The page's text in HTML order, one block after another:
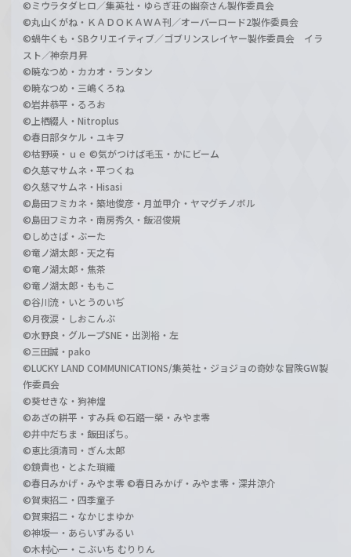
©ミウラタダヒロ／集英社・ゆらぎ荘の幽奈さん製作委員会
©丸山くがね・ＫＡＤＯＫＡＷＡ刊／オーバーロード2製作委員会
©蝸牛くも・SBクリエイティブ／ゴブリンスレイヤー製作委員会 イラ
スト／神奈月昇
©暁なつめ・カカオ・ランタン
©暁なつめ・三嶋くろね
©岩井恭平・るろお
©上栖綴人・Nitroplus
©春日部タケル・ユキヲ
©枯野瑛・ｕｅ ©気がつけば毛玉・かにビーム
©久慈マサムネ・平つくね
©久慈マサムネ・Hisasi
©島田フミカネ・築地俊彦・月並甲介・ヤマグチノボル
©島田フミカネ・南房秀久・飯沼俊規
©しめさば・ぶーた
©竜ノ湖太郎・天之有
©竜ノ湖太郎・焦茶
©竜ノ湖太郎・ももこ
©谷川流・いとうのいぢ
©月夜涙・しおこんぶ
©水野良・グループSNE・出渕裕・左
©三田誠・pako
©LUCKY LAND COMMUNICATIONS/集英社・ジョジョの奇妙な冒険GW製
作委員会
©葵せきな・狗神煌
©あざの耕平・すみ兵 ©石踏一榮・みやま零
©井中だちま・飯田ぽち。
©恵比須清司・ぎん太郎
©鏡貴也・とよた瑣織
©春日みかげ・みやま零 ©春日みかげ・みやま零・深井涼介
©賀東招二・四季童子
©賀東招二・なかじまゆか
©神坂一・あらいずみるい
©木村心一・こぶいち むりりん